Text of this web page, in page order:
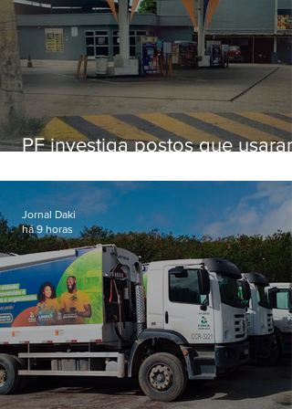
PF investiga postos que usaram
secretário morto em 2020
Jornal Daki
há 9 horas